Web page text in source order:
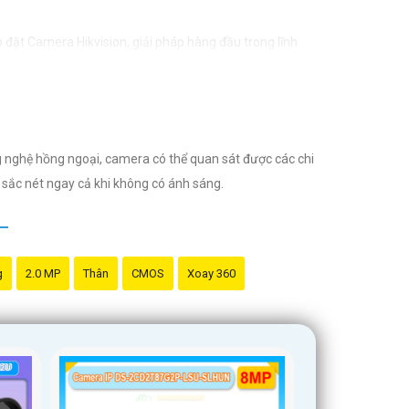
Camera Hikvision, giải pháp hàng đầu trong lĩnh
vệ tài sản và an ninh cho mọi người.
trong quá trình giám sát. - Giá cả phải chăng: Mặc
chuyên môn.
đội ngũ nhân viên chuyên nghiệp, bạn sẽ được tư
với giá cả phải chăng và hình ảnh chất lượng sắc
lượng.
hồng ngoại, camera có thể quan sát được các chi
nét ngay cả khi không có ánh sáng.
2.0 MP Thân CMOS Xoay 360